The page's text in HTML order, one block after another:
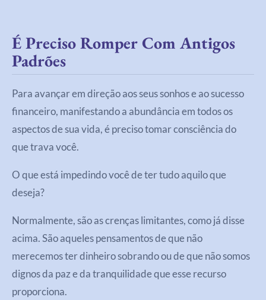
É Preciso Romper Com Antigos
Padrões
Para avançar em direção aos seus sonhos e ao sucesso
financeiro, manifestando a abundância em todos os
aspectos de sua vida, é preciso tomar consciência do
que trava você.
O que está impedindo você de ter tudo aquilo que
deseja?
Normalmente, são as crenças limitantes, como já disse
acima. São aqueles pensamentos de que não
merecemos ter dinheiro sobrando ou de que não somos
dignos da paz e da tranquilidade que esse recurso
proporciona.